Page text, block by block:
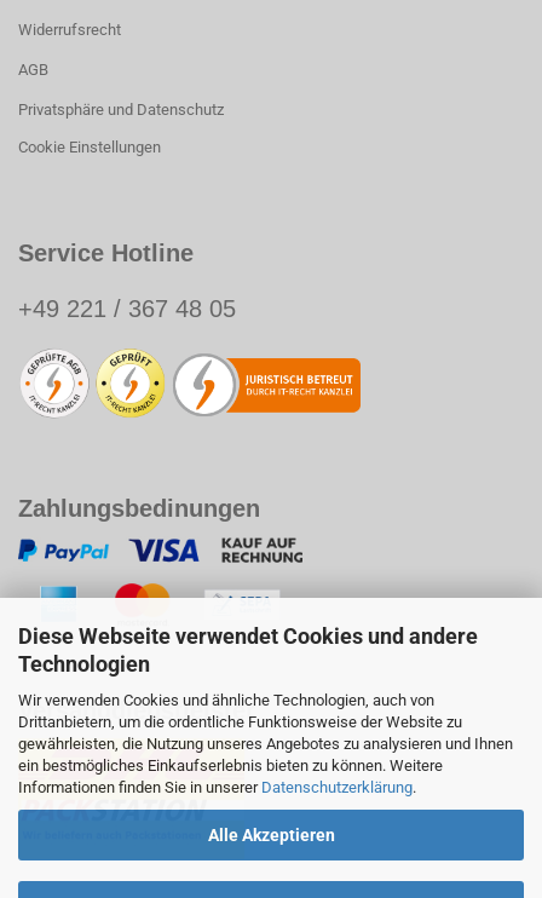
Diese Webseite verwendet Cookies und andere
Technologien
Wir verwenden Cookies und ähnliche Technologien, auch von
Drittanbietern, um die ordentliche Funktionsweise der Website zu
gewährleisten, die Nutzung unseres Angebotes zu analysieren und Ihnen
ein bestmögliches Einkaufserlebnis bieten zu können. Weitere
Informationen finden Sie in unserer Datenschutzerklärung.
Alle Akzeptieren
Widerrufsrecht
AGB
Privatsphäre und Datenschutz
Cookie Einstellungen
Service Hotline
+49 221 / 367 48 05
Zahlungsbedinungen
Versanddienstleister